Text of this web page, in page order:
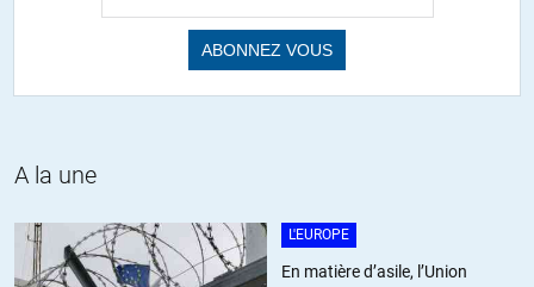
Anglo-Saxon Prorestant) s’écrasent et abandonnent le
pouvoir, soit ce sera la guerre civile et ça risque de ne pas être
Si de plus les amérindiens (le peu qu’il en reste après le
Et cette chute brutale de la domination des oligarques blancs
internationale » autoproclamée ce qui risque fort d’entraîner la
fin du « sacro-saint néolibéralisme ».
A la une
L'EUROPE
En matière d’asile, l’Union